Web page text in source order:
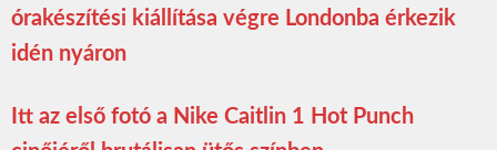
órakészítési kiállítása végre Londonba érkezik
idén nyáron
Itt az első fotó a Nike Caitlin 1 Hot Punch